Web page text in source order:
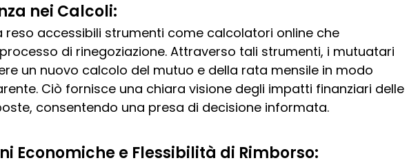
nei Calcoli:
reso accessibili strumenti come calcolatori online che
di rinegoziazione. Attraverso tali strumenti, i mutuatari
un nuovo calcolo del mutuo e della rata mensile in modo
Ciò fornisce una chiara visione degli impatti finanziari delle
consentendo una presa di decisione informata.
Economiche e Flessibilità di Rimborso: